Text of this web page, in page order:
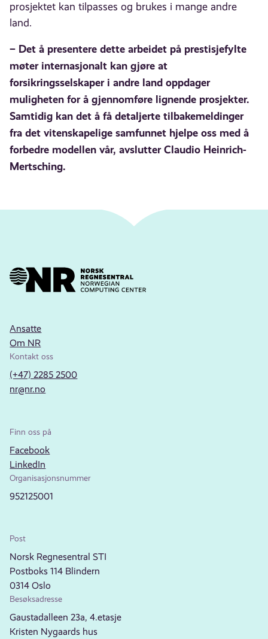
prosjektet kan tilpasses og brukes i mange andre
land.
– Det å presentere dette arbeidet på prestisjefylte
møter internasjonalt kan gjøre at
forsikringsselskaper i andre land oppdager
muligheten for å gjennomføre lignende prosjekter.
Samtidig kan det å få detaljerte tilbakemeldinger
fra det vitenskapelige samfunnet hjelpe oss med å
forbedre modellen vår, avslutter Claudio Heinrich-
Mertsching.
Ansatte
Om NR
Kontakt oss
(+47) 2285 2500
nr@nr.no
Finn oss på
Facebook
LinkedIn
Organisasjonsnummer
952125001
Post
Norsk Regnesentral STI
Postboks 114 Blindern
0314 Oslo
Besøksadresse
Gaustadalleen 23a, 4.etasje
Kristen Nygaards hus